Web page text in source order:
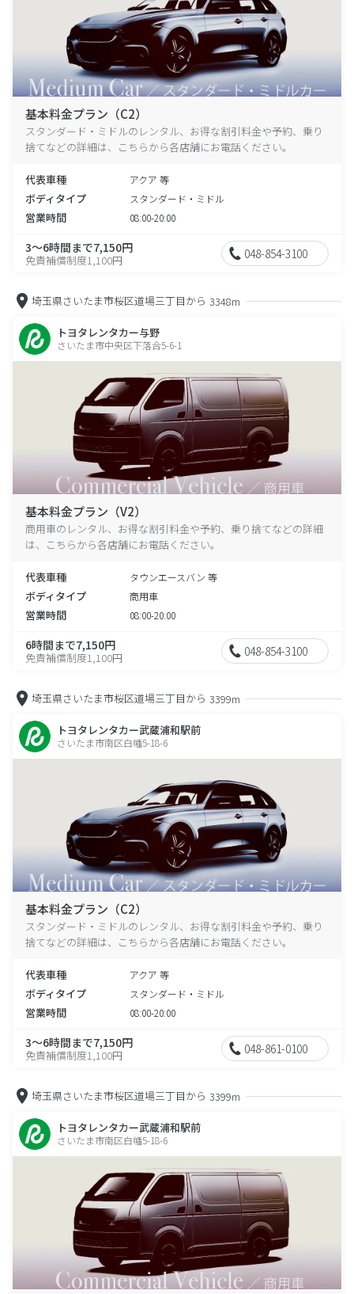
基本料金プラン（C2）
スタンダード・ミドルのレンタル、お得な割引料金や予約、乗り
捨てなどの詳細は、こちらから各店舗にお電話ください。
代表車種 アクア 等
ボディタイプ スタンダード・ミドル
営業時間 08:00-20:00
3～6時間まで7,150円
免責補償制度1,100円 048-854-3100
埼玉県さいたま市桜区道場三丁目から 3348m
トヨタレンタカー与野
さいたま市中央区下落合5-6-1
基本料金プラン（V2）
商用車のレンタル、お得な割引料金や予約、乗り捨てなどの詳細
は、こちらから各店舗にお電話ください。
代表車種 タウンエースバン 等
ボディタイプ 商用車
営業時間 08:00-20:00
6時間まで7,150円
免責補償制度1,100円 048-854-3100
埼玉県さいたま市桜区道場三丁目から 3399m
トヨタレンタカー武蔵浦和駅前
さいたま市南区白幡5-18-6
基本料金プラン（C2）
スタンダード・ミドルのレンタル、お得な割引料金や予約、乗り
捨てなどの詳細は、こちらから各店舗にお電話ください。
代表車種 アクア 等
ボディタイプ スタンダード・ミドル
営業時間 08:00-20:00
3～6時間まで7,150円
免責補償制度1,100円 048-861-0100
埼玉県さいたま市桜区道場三丁目から 3399m
トヨタレンタカー武蔵浦和駅前
さいたま市南区白幡5-18-6